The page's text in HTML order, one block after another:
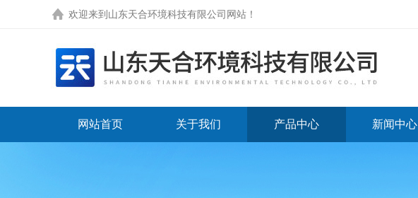
欢迎来到 山东天合环境科技有限公司网站 ！
网站首页 关于我们 产品中心 新闻中心